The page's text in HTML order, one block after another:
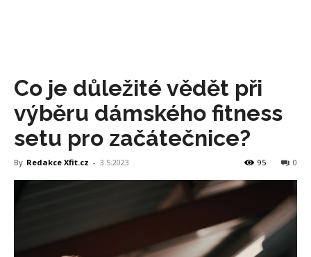
Co je důležité vědět při
výběru dámského fitness
setu pro začátečnice?
By Redakce Xfit.cz - 3.5.2023 0
95